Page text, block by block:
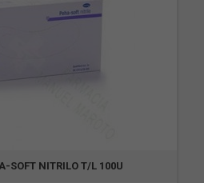
SOFT NITRILO T/L 100U